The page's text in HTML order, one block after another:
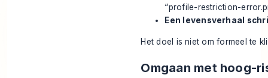
“profile-restriction-
Een levensverhaal
Het doel is niet om formeel te
Omgaan met hoog-